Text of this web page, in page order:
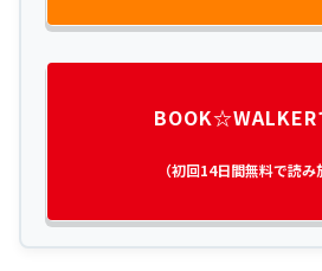
BOOK☆WALKER
（初回14日間無料で読み